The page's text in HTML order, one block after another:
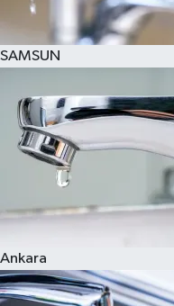
SAMSUN
Ankara